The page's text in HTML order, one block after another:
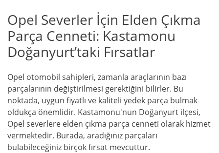
Opel Severler İçin Elden Çıkma
Parça Cenneti: Kastamonu
Doğanyurt’taki Fırsatlar
Opel otomobil sahipleri, zamanla araçlarının bazı
parçalarının değiştirilmesi gerektiğini bilirler. Bu
noktada, uygun fiyatlı ve kaliteli yedek parça bulmak
oldukça önemlidir. Kastamonu'nun Doğanyurt ilçesi,
Opel severlere elden çıkma parça cenneti olarak hizmet
vermektedir. Burada, aradığınız parçaları
bulabileceğiniz birçok fırsat mevcuttur.